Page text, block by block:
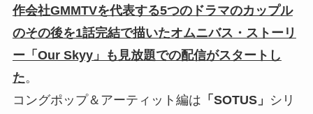
作会社GMMTVを代表する5つのドラマのカップル
のその後を1話完結で描いたオムニバス・ストーリ
ー「Our Skyy」も見放題での配信がスタートし
た。
コングポップ＆アーティット編は 「SOTUS」 シリ